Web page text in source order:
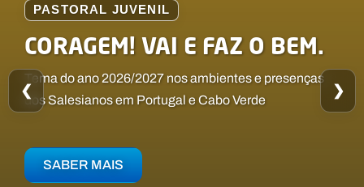
PASTORAL JUVENIL
CORAGEM! VAI E FAZ O BEM.
Tema do ano 2026/2027 nos ambientes e presenças
dos Salesianos em Portugal e Cabo Verde
SABER MAIS
SANTUÁRIO DE NOSSA
SENHORA AUXILIADORA
Bem-vindos ao nosso site
SABER MAIS
CENTRO DE
ESPIRITUALIDADE
Uma casa aberta ao acolhimento de grupos juvenis e
de adultos para retiros e encontros
SABER MAIS
❮ ❯